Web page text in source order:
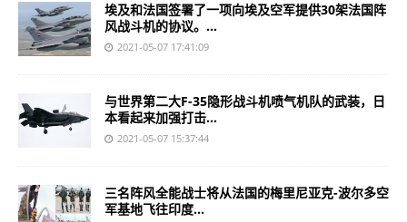
埃及和法国签署了一项向埃及空军提供30架法国阵
风战斗机的协议。...
2021-05-07 17:41:09
与世界第二大F-35隐形战斗机喷气机队的武装，日
本看起来加强打击...
2021-05-07 15:37:44
三名阵风全能战士将从法国的梅里尼亚克-波尔多空
军基地飞往印度...